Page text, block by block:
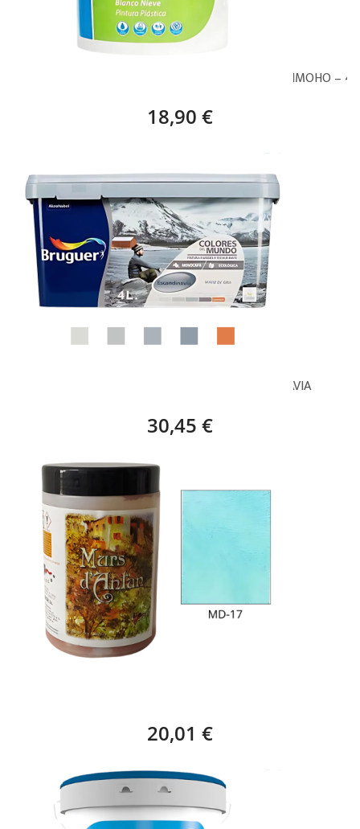
PYMA PINTURA PLÁSTICA BN4 BLANCO NIEVE ANTIMOHO – 4
18,90 €
BRUGUER COLORES DEL MUNDO ESCANDINAVIA
30,45 €
20,01 €